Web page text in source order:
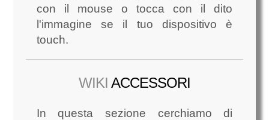
con il mouse o tocca con il dito
l'immagine se il tuo dispositivo è
touch.
WIKI ACCESSORI
In questa sezione cerchiamo di